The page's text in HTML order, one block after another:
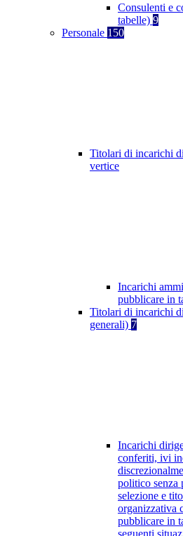
Consulenti e
tabelle) 9
Personale 150
Titolari di incarichi
vertice
Incarichi
pubblicare in
Titolari di incarichi
generali) 7
Incarichi
conferiti, ivi
politico senza
selezione e
organizzativa
pubblicare in